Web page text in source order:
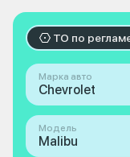
ТО по
Марка авто
Chevrolet
Модель
Malibu